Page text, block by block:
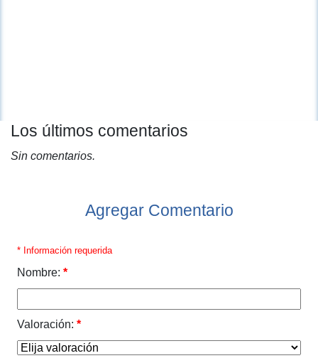
Los últimos comentarios
Sin comentarios.
Agregar Comentario
* Información requerida
Nombre: *
Valoración: *